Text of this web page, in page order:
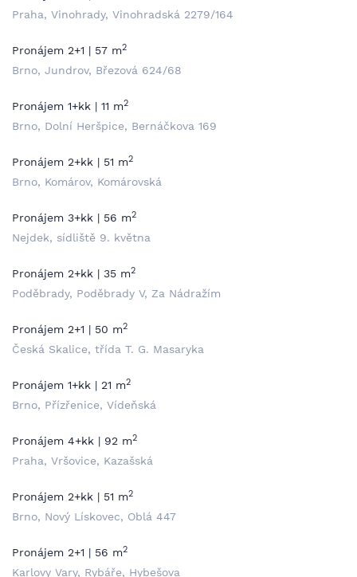
Praha, Vinohrady, Vinohradská 2279/164
Pronájem 2+1 | 57 m2
Brno, Jundrov, Březová 624/68
Pronájem 1+kk | 11 m2
Brno, Dolní Heršpice, Bernáčkova 169
Pronájem 2+kk | 51 m2
Brno, Komárov, Komárovská
Pronájem 3+kk | 56 m2
Nejdek, sídliště 9. května
Pronájem 2+kk | 35 m2
Poděbrady, Poděbrady V, Za Nádražím
Pronájem 2+1 | 50 m2
Česká Skalice, třída T. G. Masaryka
Pronájem 1+kk | 21 m2
Brno, Přízřenice, Vídeňská
Pronájem 4+kk | 92 m2
Praha, Vršovice, Kazašská
Pronájem 2+kk | 51 m2
Brno, Nový Lískovec, Oblá 447
Pronájem 2+1 | 56 m2
Karlovy Vary, Rybáře, Hybešova